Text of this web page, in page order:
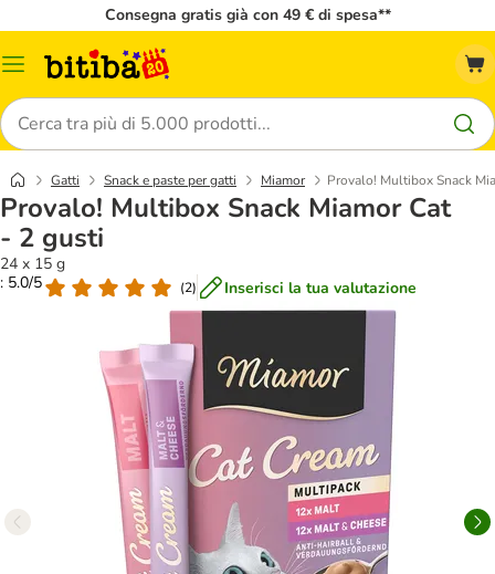
Consegna gratis già con 49 € di spesa**
Overview
Cerca
Gatti Snack e paste per gatti Miamor Provalo! Multibox Snack
Provalo! Multibox Snack Miamor Cat
- 2 gusti
24 x 15 g
: 5.0/5
(2) Inserisci la tua valutazione